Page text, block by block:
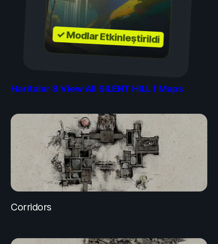
✓ Modlar Etkinleştirildi
Haritalar 8 View All SILENT HILL f Maps
Corridors